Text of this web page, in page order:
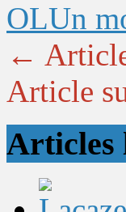
OLUn
←
Article
Articles